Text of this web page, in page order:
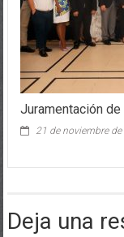
Juramentación
21 de noviembre
Deja una